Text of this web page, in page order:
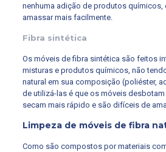
nenhuma adição de produtos
amassar mais facilmente.
Fibra sintética
Os móveis de fibra sintética são feitos
misturas e produtos químicos, não
natural em sua composição (poliéster,
de utilizá-las é que os móveis
secam mais rápido e são difíceis de
Limpeza de móveis de fibra
Como são compostos por materiais